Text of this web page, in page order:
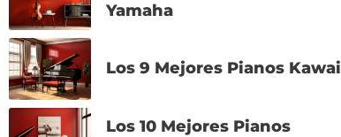
Yamaha
Los 9 Mejores Pianos Kawai
Los 10 Mejores Pianos